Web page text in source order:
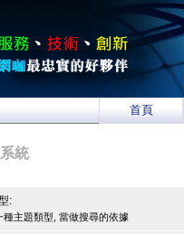
首頁
統
:
種主題類型, 當做搜尋的依據